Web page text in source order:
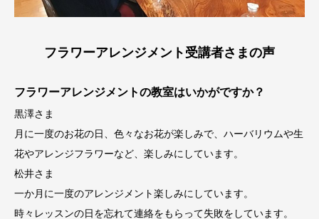
フラワーアレンジメント受講者さまの声
フラワーアレンジメントの教室はいかがですか？
黒澤さま
月に一度のお花の日、色々なお花が楽しみで、ハーバリウムや生
花やアレンジフラワーなど、楽しみにしています。
松井さま
一か月に一度のアレンジメント楽しみにしています。
時々レッスンの日を忘れて連絡をもらって失敗をしています。